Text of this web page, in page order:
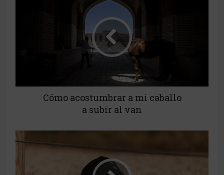
Cómo acostumbrar a mi caballo
a subir al van